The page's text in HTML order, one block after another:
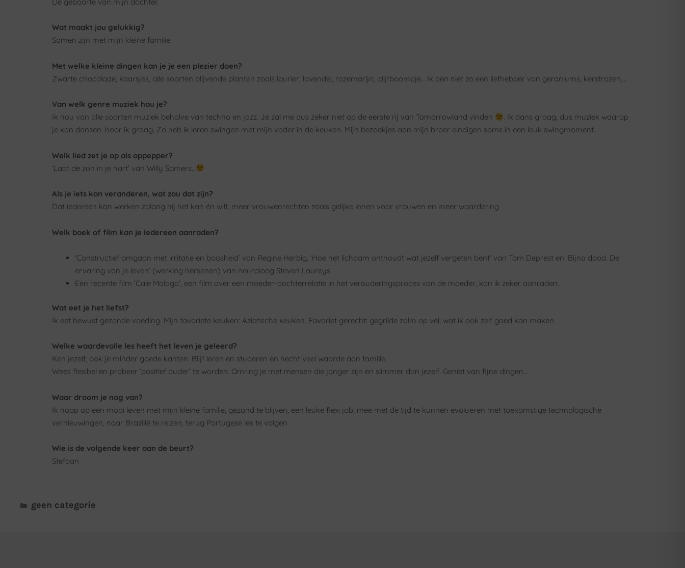
Wat maakt jou gelukkig?
Samen zijn met mijn kleine familie.
Met welke kleine dingen kan je je een plezier doen?
Zwarte chocolade, kaarsjes, alle soorten blijvende planten zoals laurier, lavendel, rozemarijn, olijfboompje… Ik ben niet zo een liefhebber van geraniums, kerstrozen,…
Van welk genre muziek hou je?
Ik hou van alle soorten muziek behalve van techno en jazz. Je zal me dus zeker niet op de eerste rij van Tomorrowland vinden
. Ik dans graag, dus muziek waarop
je kan dansen, hoor ik graag. Zo heb ik leren swingen met mijn vader in de keuken. Mijn bezoekjes aan mijn broer eindigen soms in een leuk swingmoment.
Welk lied zet je op als oppepper?
‘Laat de zon in je hart’ van Willy Somers…
Als je iets kon veranderen, wat zou dat zijn?
Dat iedereen kan werken zolang hij het kan én wilt, meer vrouwenrechten zoals gelijke lonen voor vrouwen en meer waardering
Welk boek of film kan je iedereen aanraden?
‘Constructief omgaan met irritatie en boosheid’ van Regine Herbig, ‘Hoe het lichaam onthoudt wat jezelf vergeten bent’ van Tom Deprest en ‘Bijna dood. De
ervaring van je leven’ (werking hersenen) van neuroloog Steven Laureys.
Een recente film ‘Cale Malaga’, een film over een moeder-dochterrelatie in het verouderingsproces van de moeder, kan ik zeker aanraden.
Wat eet je het liefst?
Ik eet bewust gezonde voeding. Mijn favoriete keuken: Aziatische keuken. Favoriet gerecht: gegrilde zalm op vel, wat ik ook zelf goed kan maken.
Welke waardevolle les heeft het leven je geleerd?
Ken jezelf, ook je minder goede kanten. Blijf leren en studeren en hecht veel waarde aan familie.
Wees flexibel en probeer ‘positief ouder’ te worden. Omring je met mensen die jonger zijn en slimmer dan jezelf. Geniet van fijne dingen…
Waar droom je nog van?
Ik hoop op een mooi leven met mijn kleine familie, gezond te blijven, een leuke flexi job, mee met de tijd te kunnen evolueren met toekomstige technologische
vernieuwingen, naar Brazilië te reizen, terug Portugese les te volgen.
Wie is de volgende keer aan de beurt?
Stefaan
geen categorie